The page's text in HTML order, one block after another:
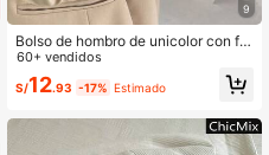
9
Bolso de hombro de unicolor con for
ma de nube de color caramelo, bols
o de sobaco lindo, kawaii
60+ vendidos
S/12.93 -17% Estimado